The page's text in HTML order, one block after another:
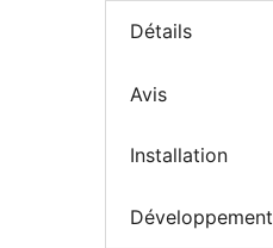
Détails
Avis
Installation
Développement